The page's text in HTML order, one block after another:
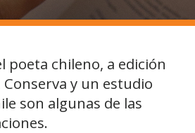
poeta chileno, a edición
y un estudio
son algunas de las